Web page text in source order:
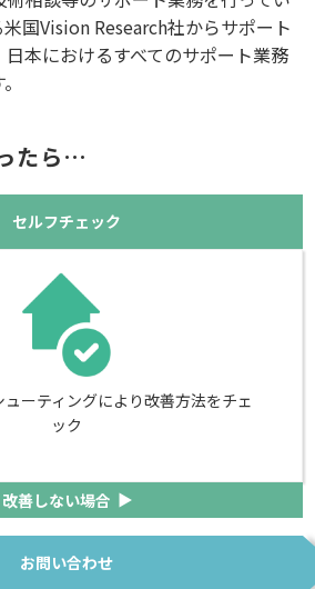
国Vision Research社からサポート
本におけるすべてのサポート業務
たら…
セルフチェック
ーティングにより改善方法をチェ
ック
改善しない場合 ▼
お問い合わせ